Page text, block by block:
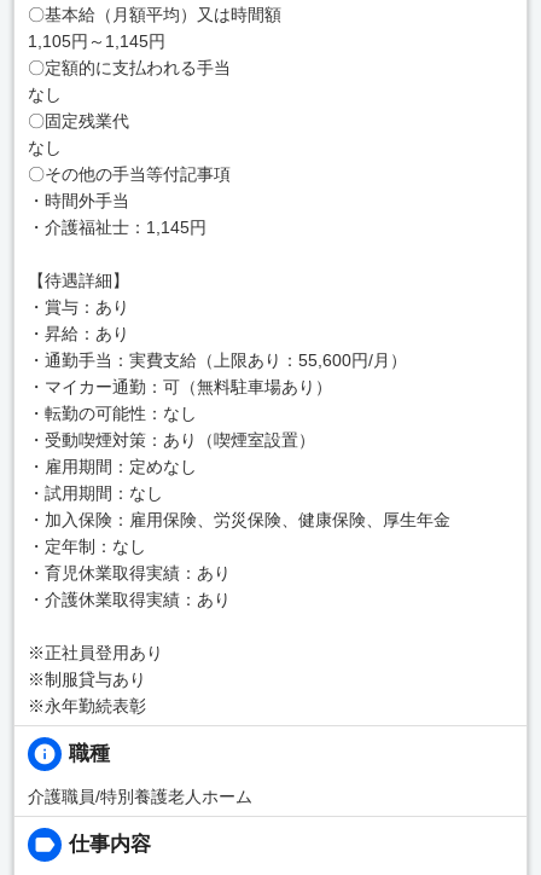
〇基本給（月額平均）又は時間額
1,105円～1,145円
〇定額的に支払われる手当
なし
〇固定残業代
なし
〇その他の手当等付記事項
・時間外手当
・介護福祉士：1,145円
【待遇詳細】
・賞与：あり
・昇給：あり
・通勤手当：実費支給（上限あり：55,600円/月）
・マイカー通勤：可（無料駐車場あり）
・転勤の可能性：なし
・受動喫煙対策：あり（喫煙室設置）
・雇用期間：定めなし
・試用期間：なし
・加入保険：雇用保険、労災保険、健康保険、厚生年金
・定年制：なし
・育児休業取得実績：あり
・介護休業取得実績：あり
※正社員登用あり
※制服貸与あり
※永年勤続表彰
職種
介護職員/特別養護老人ホーム
仕事内容